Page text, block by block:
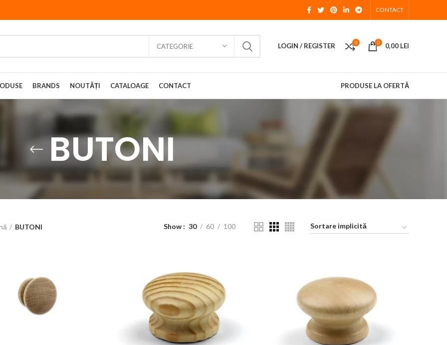
CONTACT
CATEGORIE LOGIN / REGISTER 0 0 0,00 LEI
BRANDS NOUTĂȚI CATALOAGE CONTACT PRODUSE LA OFERTĂ
BUTONI
BUTONI Show 30 60 100